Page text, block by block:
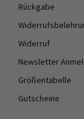
Rückgabe
Widerruf
Newsletter
Größentabelle
Gutscheine